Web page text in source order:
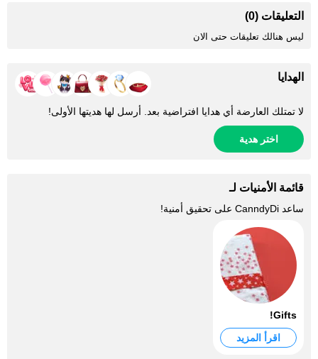
التعليقات (0)
ليس هنالك تعليقات حتى الان
الهدايا
لا تمتلك العارضة أي هدايا افتراضية بعد. أرسل لها هديتها الأولى!
اختر هدية
قائمة الأمنيات لـ
ساعد CanndyDi على تحقيق أمنية!
Gifts!
اقرأ المزيد